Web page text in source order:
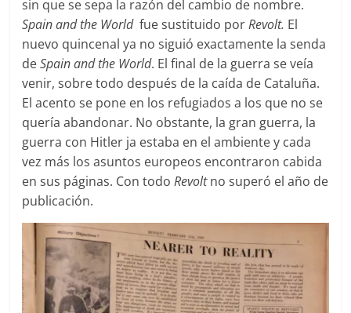
sin que se sepa la razón del cambio de nombre.
Spain and the Worldfue sustituido porRevolt. El
nuevo quincenal ya no siguió exactamente la senda
deSpain and the World. El final de la guerra se veía
venir, sobre todo después de la caída de Cataluña.
El acento se pone en los refugiados a los que no se
quería abandonar. No obstante, la gran guerra, la
guerra con Hitler ja estaba en el ambiente y cada
vez más los asuntos europeos encontraron cabida
en sus páginas. Con todoRevoltno superó el año de
publicación.